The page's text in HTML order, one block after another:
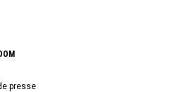
presse